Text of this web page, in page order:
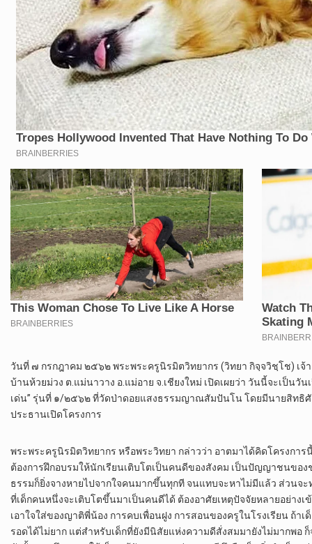
วันที่ ๗ กรกฎาคม ๒๕๖๒ พระพระครูนิรมิตวิทยากร (วิทยา กิจฺจวิชฺโช) เ
บ้านห้วยม่วง ต.แม่นาวาง อ.แม่อาย จ.เชียงใหม่ เปิดเผยว่า วันนี้จะเป็นวั
เด่น” รุ่นที่ ๑/๒๕๖๒ ที่วัดป่าดอยแสงธรรมญาณสัมปันโน โดยมีนายสิทธิศั
ประธานเปิดโครงการ
พระพระครูนิรมิตวิทยากร หรือพระวิทยา กล่าวว่า อาตมาได้คิดโครงกา
ต้องการฝึกอบรมให้นักเรียนเติบโตเป็นคนดีของสังคม เป็นปัญญาชนของ
ธรรมก็ยิ่งจางหายไปจากใจคนมากขึ้นทุกที จนแทบจะหาไม่มีแล้ว ส่วนจ
ที่เด็กคนหนึ่งจะเติบโตขึ้นมาเป็นคนดีได้ ต้องอาศัยเหตุปัจจัยหลายอย่างเ
เอาใจใส่ของญาติพี่น้อง การคบเพื่อนฝูง การสอนของครูในโรงเรียน ถ้า
รอดได้ไม่ยาก แต่สำหรับเด็กที่ยังมีนิสัยแห่งความดีสั่งสมมายังไม่มากพอ